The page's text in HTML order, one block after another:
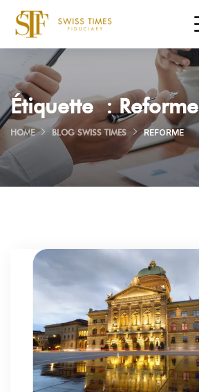
Étiquette :Reforme
HOME BLOG SWISS TIMES REFORME